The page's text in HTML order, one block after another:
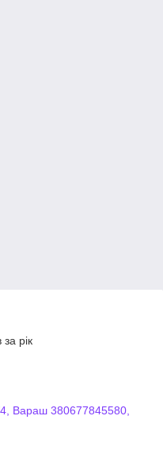
рік
4, Вараш 380677845580,